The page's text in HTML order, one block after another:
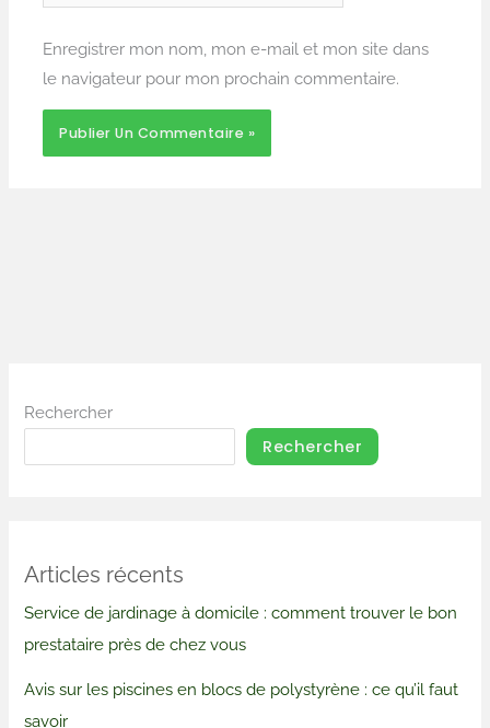
Enregistrer mon nom, mon e-mail et mon site dans
le navigateur pour mon prochain commentaire.
Rechercher
Rechercher
Articles récents
Service de jardinage à domicile : comment trouver le bon
prestataire près de chez vous
Avis sur les piscines en blocs de polystyrène : ce qu’il faut
savoir